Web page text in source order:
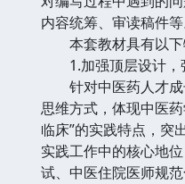
内容统筹、审读稿件等
本套教材具有以下
1.加强顶层设计，
针对中医药人才成
思维方式，体现中医
临床”的实践特点，突
实践工作中的核心地
试、中医住院医师规